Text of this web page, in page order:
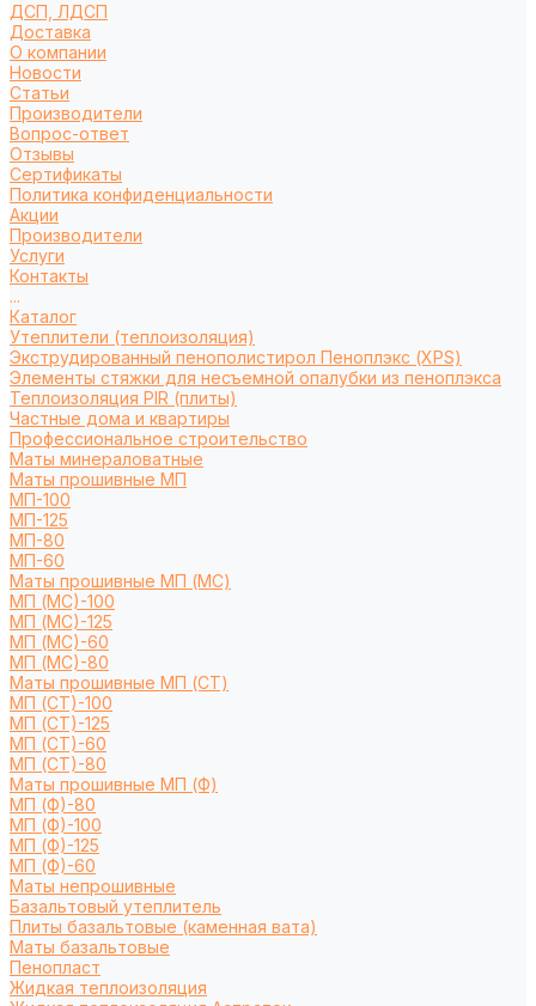
ДСП, ЛДСП
Доставка
О компании
Новости
Статьи
Производители
Вопрос-ответ
Отзывы
Сертификаты
Политика конфиденциальности
Акции
Производители
Услуги
Контакты
...
Каталог
Утеплители (теплоизоляция)
Экструдированный пенополистирол Пеноплэкс (XPS)
Элементы стяжки для несъемной опалубки из пеноплэкса
Теплоизоляция PIR (плиты)
Частные дома и квартиры
Профессиональное строительство
Маты минераловатные
Маты прошивные МП
МП-100
МП-125
МП-80
МП-60
Маты прошивные МП (МС)
МП (МС)-100
МП (МС)-125
МП (МС)-60
МП (МС)-80
Маты прошивные МП (СТ)
МП (СТ)-100
МП (СТ)-125
МП (СТ)-60
МП (СТ)-80
Маты прошивные МП (Ф)
МП (Ф)-80
МП (Ф)-100
МП (Ф)-125
МП (Ф)-60
Маты непрошивные
Базальтовый утеплитель
Плиты базальтовые (каменная вата)
Маты базальтовые
Пенопласт
Жидкая теплоизоляция